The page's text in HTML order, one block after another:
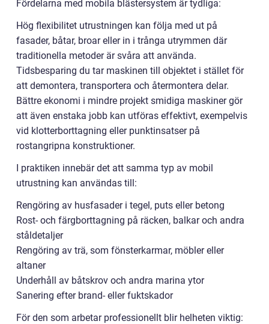
Fördelarna med mobila blästersystem är tydliga:
Hög flexibilitet utrustningen kan följa med ut på
fasader, båtar, broar eller in i trånga utrymmen där
traditionella metoder är svåra att använda.
Tidsbesparing du tar maskinen till objektet i stället för
att demontera, transportera och återmontera delar.
Bättre ekonomi i mindre projekt smidiga maskiner gör
att även enstaka jobb kan utföras effektivt, exempelvis
vid klotterborttagning eller punktinsatser på
rostangripna konstruktioner.
I praktiken innebär det att samma typ av mobil
utrustning kan användas till:
Rengöring av husfasader i tegel, puts eller betong
Rost- och färgborttagning på räcken, balkar och andra
ståldetaljer
Rengöring av trä, som fönsterkarmar, möbler eller
altaner
Underhåll av båtskrov och andra marina ytor
Sanering efter brand- eller fuktskador
För den som arbetar professionellt blir helheten viktig: